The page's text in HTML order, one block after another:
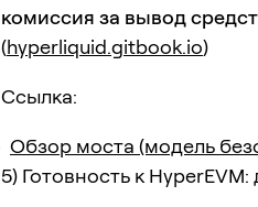
комиссия за вывод
(hyperliquid.gitbook.io)
Ссылка:
Обзор моста (модель
5) Готовность к